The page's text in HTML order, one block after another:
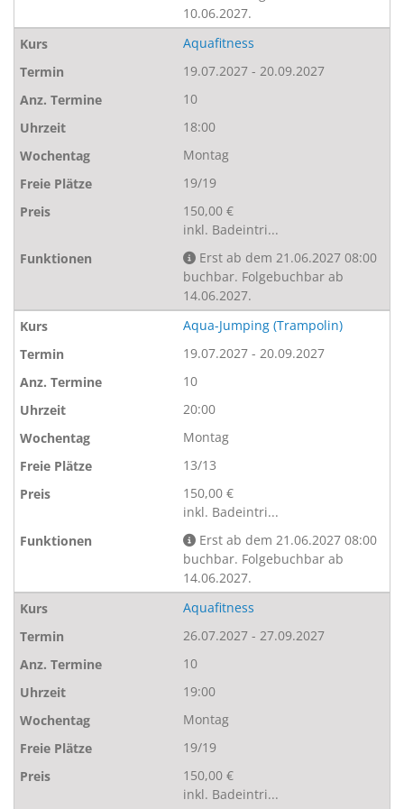
10.06.2027.
Aquafitness
19.07.2027 - 20.09.2027
10
18:00
Montag
19/19
150,00 €
inkl. Badeintri...
Erst ab dem 21.06.2027 08:00
buchbar. Folgebuchbar ab
14.06.2027.
Aqua-Jumping (Trampolin)
19.07.2027 - 20.09.2027
10
20:00
Montag
13/13
150,00 €
inkl. Badeintri...
Erst ab dem 21.06.2027 08:00
buchbar. Folgebuchbar ab
14.06.2027.
Aquafitness
26.07.2027 - 27.09.2027
10
19:00
Montag
19/19
150,00 €
inkl. Badeintri...